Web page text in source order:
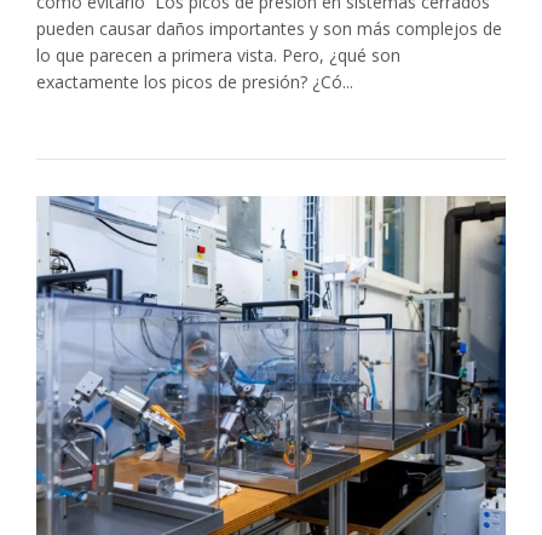
pueden causar daños importantes y son más complejos de
lo que parecen a primera vista. Pero, ¿qué son
exactamente los picos de presión? ¿Có...